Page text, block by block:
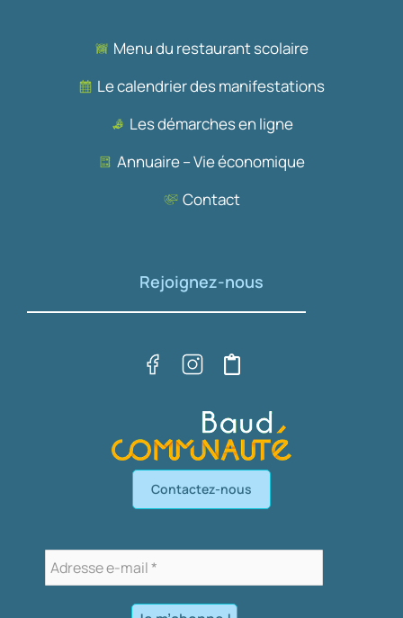
Menu du restaurant scolaire
Le calendrier des manifestations
Les démarches en ligne
Annuaire – Vie économique
Contact
Rejoignez-nous
Contactez-nous